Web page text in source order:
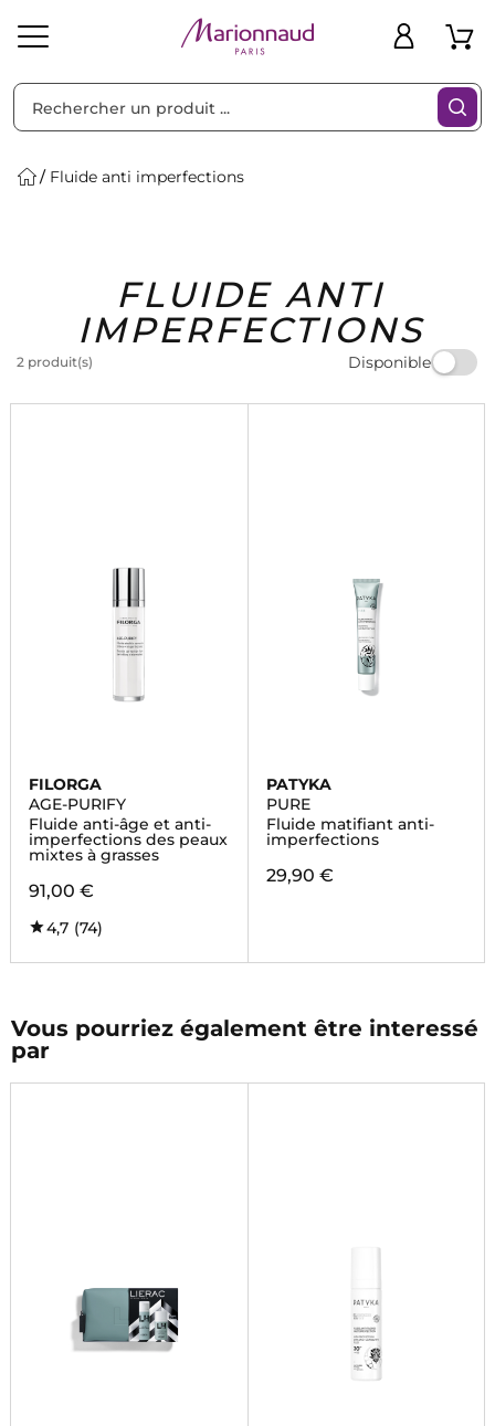
Homme Marques Idées
Cadeaux
Bons
Plans
Fluide anti imperfections
FLUIDE ANTI
IMPERFECTIONS
2 produit(s) Disponible
Filtres
FILORGA
AGE-PURIFY
Fluide anti-âge et anti-
imperfections des peaux
mixtes à grasses
91,00 €
4,7 (74)
PATYKA
PURE
Fluide matifiant anti-
imperfections
29,90 €
Vous pourriez également être interessé
par